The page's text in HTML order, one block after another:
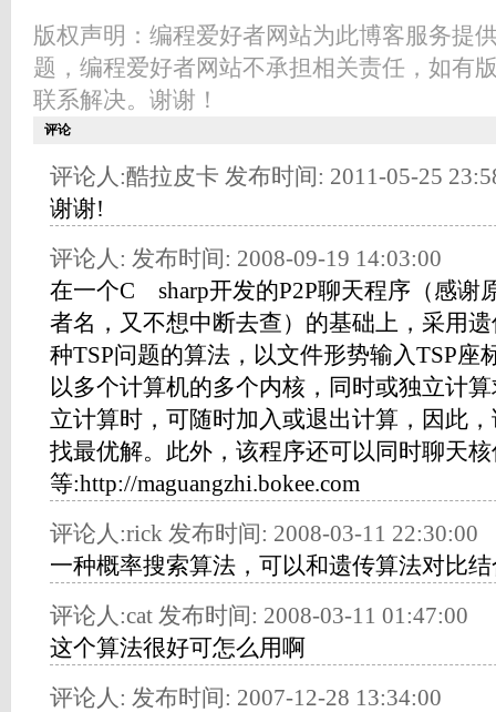
版权声明：编程爱好者网站为此博客服务提
题，编程爱好者网站不承担相关责任，如有
联系解决。谢谢！
评论
评论人:酷拉皮卡 发布时间: 2011-05-25
谢谢!
评论人: 发布时间: 2008-09-19 14:03:00
在一个C sharp开发的P2P聊天程序（感谢
者名，又不想中断去查）的基础上，采用
种TSP问题的算法，以文件形势输入TSP座
以多个计算机的多个内核，同时或独立计
立计算时，可随时加入或退出计算，因此
找最优解。此外，该程序还可以同时聊天
等:http://maguangzhi.bokee.com
评论人:rick 发布时间: 2008-03-11 22:30:00
一种概率搜索算法，可以和遗传算法对比
评论人:cat 发布时间: 2008-03-11 01:47:00
这个算法很好可怎么用啊
评论人: 发布时间: 2007-12-28 13:34:00